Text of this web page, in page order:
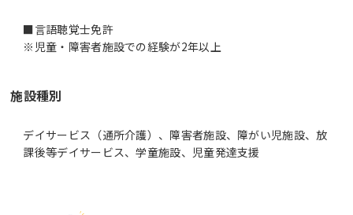
■言語聴覚士免許
※児童・障害者施設での経験が2年以上
施設種別
デイサービス（通所介護）、障害者施設、障がい児施設、放
課後等デイサービス、学童施設、児童発達支援